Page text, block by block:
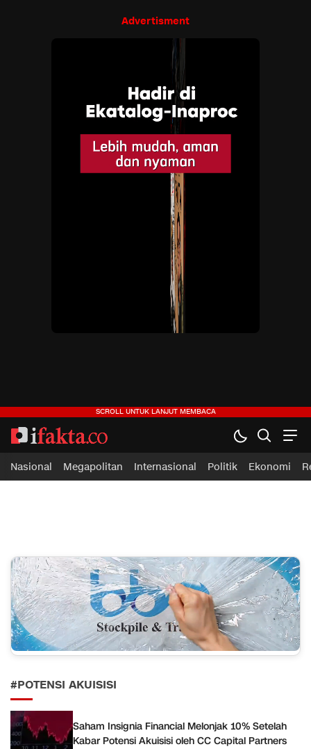
Advertisment
ifakta.co
#pastibenar
Nasional Megapolitan Internasional Politik Ekonomi
#POTENSI AKUISISI
Saham Insignia Financial Melonjak 10% Setelah
Kabar Potensi Akuisisi oleh CC Capital Partners